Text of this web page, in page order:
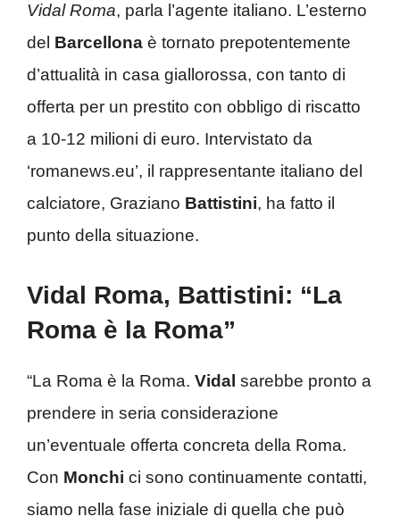
Vidal Roma, parla l’agente italiano. L’esterno
del Barcellona è tornato prepotentemente
d’attualità in casa giallorossa, con tanto di
offerta per un prestito con obbligo di riscatto
a 10-12 milioni di euro. Intervistato da
‘romanews.eu’, il rappresentante italiano del
calciatore, Graziano Battistini, ha fatto il
punto della situazione.
Vidal Roma, Battistini: “La
Roma è la Roma”
“La Roma è la Roma. Vidal sarebbe pronto a
prendere in seria considerazione
un’eventuale offerta concreta della Roma.
Con Monchi ci sono continuamente contatti,
siamo nella fase iniziale di quella che può